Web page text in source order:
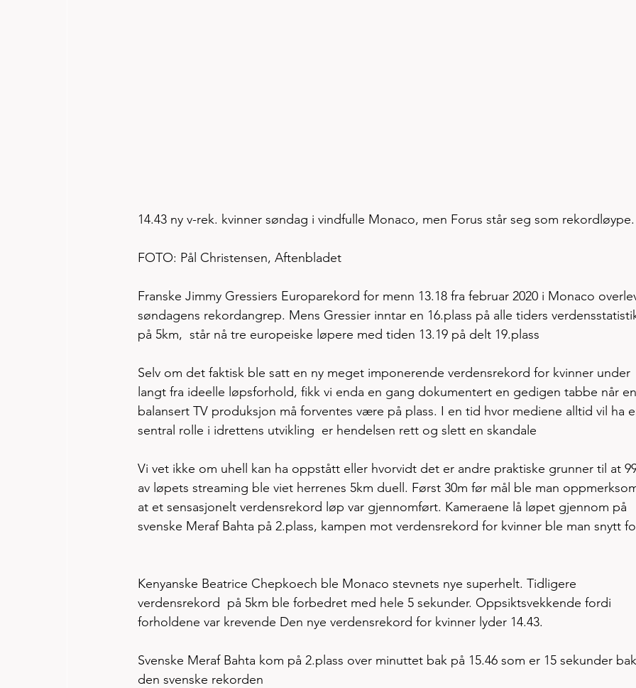
14.43 ny v-rek. kvinner søndag i vindfulle Monaco, men Forus står seg som rekordløype.
FOTO: Pål Christensen, Aftenbladet
Franske Jimmy Gressiers Europarekord for menn 13.18 fra februar 2020 i Monaco
søndagens rekordangrep. Mens Gressier inntar en 16.plass på alle tiders
på 5km,  står nå tre europeiske løpere med tiden 13.19 på delt 19.plass
Selv om det faktisk ble satt en ny meget imponerende verdensrekord for kvinner under
langt fra ideelle løpsforhold, fikk vi enda en gang dokumentert en gedigen tabbe når en
balansert TV produksjon må forventes være på plass. I en tid hvor mediene alltid vil ha
sentral rolle i idrettens utvikling  er hendelsen rett og slett en skandale
Vi vet ikke om uhell kan ha oppstått eller hvorvidt det er andre praktiske grunner til at
av løpets streaming ble viet herrenes 5km duell. Først 30m før mål ble man
at et sensasjonelt verdensrekord løp var gjennomført. Kameraene lå løpet gjennom på
svenske Meraf Bahta på 2.plass, kampen mot verdensrekord for kvinner ble man snytt
Kenyanske Beatrice Chepkoech ble Monaco stevnets nye superhelt. Tidligere
verdensrekord  på 5km ble forbedret med hele 5 sekunder. Oppsiktsvekkende fordi
forholdene var krevende Den nye verdensrekord for kvinner lyder 14.43.
Svenske Meraf Bahta kom på 2.plass over minuttet bak på 15.46 som er 15 sekunder bak
den svenske rekorden